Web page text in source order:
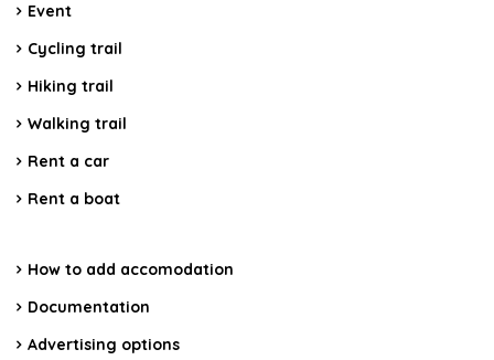
Event
Cycling trail
Hiking trail
Walking trail
Rent a car
Rent a boat
How to add accomodation
Documentation
Advertising options